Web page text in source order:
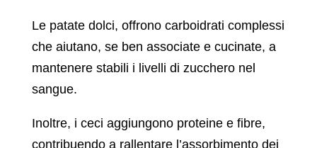
Le patate dolci, offrono carboidrati complessi
che aiutano, se ben associate e cucinate, a
mantenere stabili i livelli di zucchero nel
sangue.
Inoltre, i ceci aggiungono proteine e fibre,
contribuendo a rallentare l’assorbimento dei